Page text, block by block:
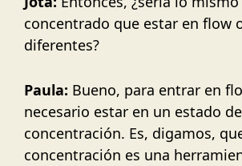
concentrado que estar en flow
diferentes?
Paula: Bueno, para entrar en
necesario estar en un estado de
concentración. Es, digamos,
concentración es una